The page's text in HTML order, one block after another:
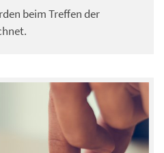
beim Treffen der